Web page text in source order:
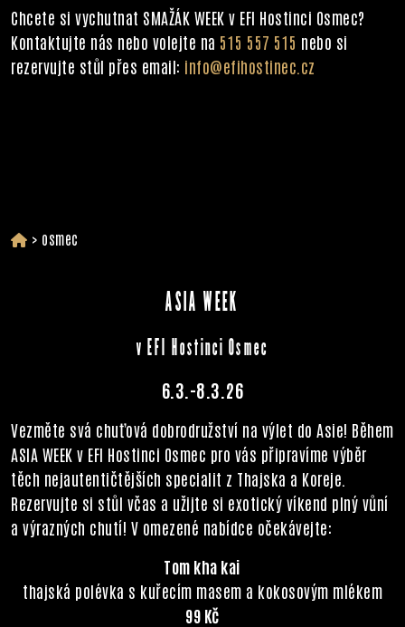
Chcete si vychutnat SMAŽÁK WEEK v EFI Hostinci Osmec?
Kontaktujte nás nebo volejte na 515 557 515 nebo si
rezervujte stůl přes email: info@efihostinec.cz
> osmec
ASIA WEEK
v EFI Hostinci Osmec
6.3.-8.3.26
Vezměte svá chuťová dobrodružství na výlet do Asie! Během
ASIA WEEK v EFI Hostinci Osmec pro vás připravíme výběr
těch nejautentičtějších specialit z Thajska a Koreje.
Rezervujte si stůl včas a užijte si exotický víkend plný vůní
a výrazných chutí! V omezené nabídce očekávejte:
Tom kha kai
thajská polévka s kuřecím masem a kokosovým mlékem
99 Kč